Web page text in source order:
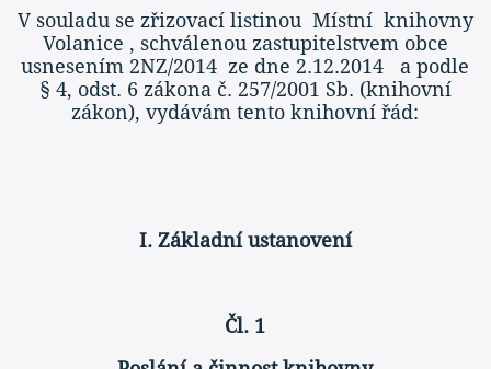
V souladu se zřizovací listinou Místní knihovny
Volanice , schválenou zastupitelstvem obce
usnesením 2NZ/2014 ze dne 2.12.2014 a podle
§ 4, odst. 6 zákona č. 257/2001 Sb. (knihovní
zákon), vydávám tento knihovní řád:
I. Základní ustanovení
Čl. 1